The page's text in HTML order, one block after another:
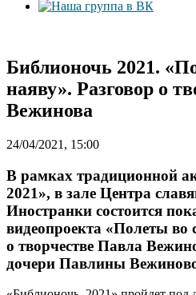
Библионочь 2021.
наяву». Разговор о
Вежинова
24/04/2021, 15:00
В рамках традиционной
2021», в зале Центра
Иностранки состоится
видеопроекта «Полеты во
о творчестве Павла
дочери Павлины